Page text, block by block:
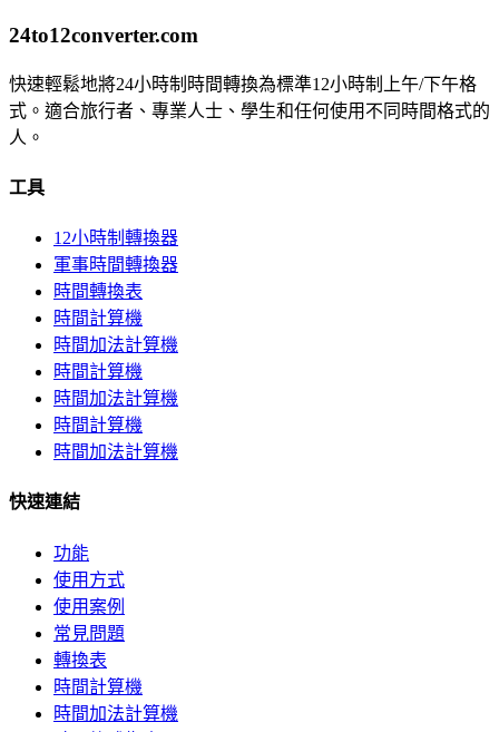
24to12converter.com
快速輕鬆地將24小時制時間轉換為標準12小時制上午/下午格
式。適合旅行者、專業人士、學生和任何使用不同時間格式的
人。
工具
12小時制轉換器
軍事時間轉換器
時間轉換表
時間計算機
時間加法計算機
時間計算機
時間加法計算機
時間計算機
時間加法計算機
快速連結
功能
使用方式
使用案例
常見問題
轉換表
時間計算機
時間加法計算機